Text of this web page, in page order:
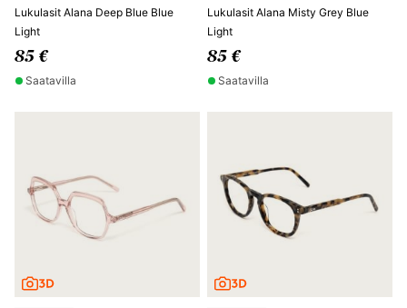
Lukulasit Alana Deep Blue Blue
Light
85 €
Saatavilla
Lukulasit Alana Misty Grey Blue
Light
85 €
Saatavilla